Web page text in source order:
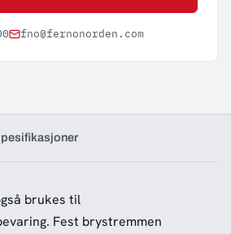
fno@fernonorden.com
brukes til
Fest brystremmen